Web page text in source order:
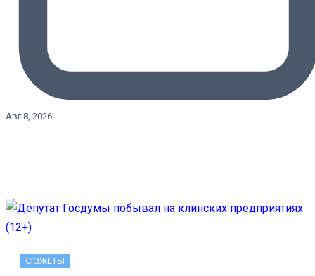
Авг 8, 2026
СЮЖЕТЫ